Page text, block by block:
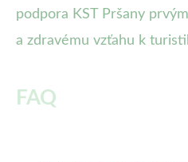
podpora KST Pršany
a zdravému vzťahu k
FAQ